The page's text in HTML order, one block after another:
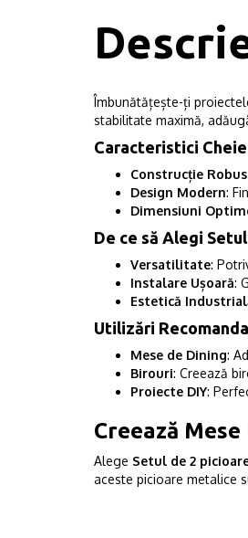
Îmbunătățește-ți
stabilitate maximă,
Caracteristici
Construcție
Design Modern:
Dimensiuni
De ce să Alegi
Versatilitate:
Instalare Ușoară:
Estetică
Utilizări
Mese de Dining:
Birouri: Creează
Proiecte DIY:
Creează
Alege Setul de 2
aceste picioare metalice